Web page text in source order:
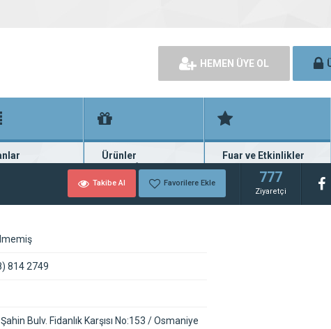
HEMEN ÜYE OL
seri ilanlar
Ürünler
Binlerce firma ürünü
Fuar ve Etkinlikler
Fuar ve etkinlik planları
Takibe Al Favorilere Ekle 777
Ziyaretçi
814 2749
Bulv. Fidanlık Karşısı No:153 / Osmaniye